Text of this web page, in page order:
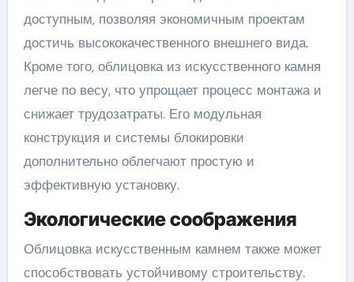
доступным, позволяя экономичным проектам
достичь высококачественного внешнего вида.
Кроме того, облицовка из искусственного камня
легче по весу, что упрощает процесс монтажа и
снижает трудозатраты. Его модульная
конструкция и системы блокировки
дополнительно облегчают простую и
эффективную установку.
Экологические соображения
Облицовка искусственным камнем также может
способствовать устойчивому строительству.